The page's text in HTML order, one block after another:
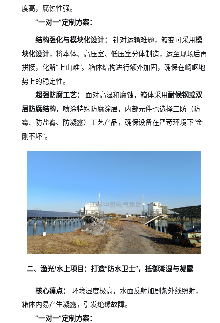
度高，腐蚀性强。
“一对一”定制方案：
结构强化与模块化设计： 针对运输难题，箱变可采用模
块化设计，将本体、高压室、低压室分体制造，运至现场后再
拼接，化解“上山难”。箱体结构进行额外加固，确保在崎岖地
势上的稳定性。
超强防腐工艺：
面对高湿和腐蚀，箱体采用耐候钢或双
层防腐结构，喷涂特殊防腐涂层，内部元件也选择三防（防
霉、防盐雾、防凝露）工艺产品，确保设备在严苛环境下“金
刚不坏”。
二、渔光/水上项目：打造“防水卫士”，抵御潮湿与凝露
核心痛点：
环境湿度极高，水面反射加剧紫外线照射，
箱体内易产生凝露，引发绝缘故障。
“一对一”定制方案：